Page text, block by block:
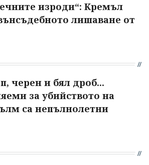
изроди“: Кремъл
лишаване от
черен и бял дроб...
за убийството на
са непълнолетни